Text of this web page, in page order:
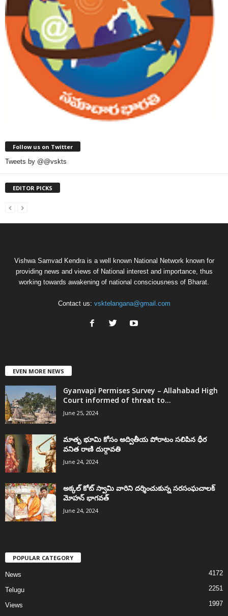
Follow us on Twitter
Tweets by @@vskts
EDITOR PICKS
Vishwa Samvad Kendra is a well known National Network known for
providing news and views of National interest and importance, thus
working towards awakening of national consciousness of Bharat.
Contact us: vsktelangana@gmail.com
EVEN MORE NEWS
Gyanvapi Permises Survey – Allahabad High
Court informed of threat to...
June 25, 2024
మాతృ భూమి కోసం అద్వితీయ పోరాటం సలిపిన ధీర
వనిత రాణి దుర్గావతి
June 24, 2024
అక్కల్‌ కోట్‌ స్వామి వారిని దర్శించుకున్న సరసంఘచాలక్
మోహన్ భాగవత్
June 24, 2024
POPULAR CATEGORY
News 4172
Telugu 2251
Views
1997